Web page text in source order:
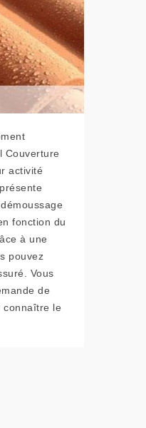
Couverture
activité
fonction du
à une
pouvez
Vous
de
connaître le